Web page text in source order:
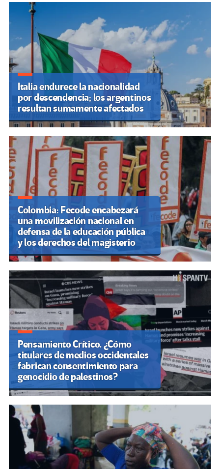
Italia endurece la nacionalidad
por descendencia; los argentinos
resultan sumamente afectados
Colombia: Fecode encabezará
una movilización nacional en
defensa de la educación pública
y los derechos del magisterio
Pensamiento Crítico. ¿Cómo
titulares de medios occidentales
fabrican consentimiento para
genocidio de palestinos?